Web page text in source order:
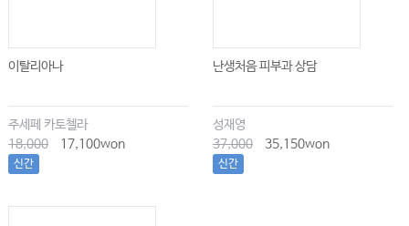
이탈리아나
주세페 카토첼라
18,000
17,100won
신간
난생처음 피부과 상담
성재영
37,000
35,150won
신간